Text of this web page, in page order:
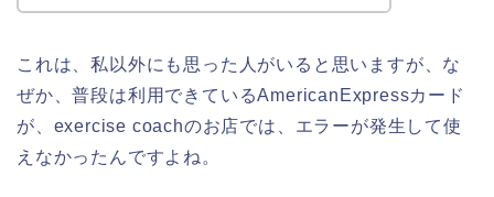
これは、私以外にも思った人がいると思いますが、な
ぜか、普段は利用できているAmericanExpressカード
が、exercise coachのお店では、エラーが発生して使
えなかったんですよね。